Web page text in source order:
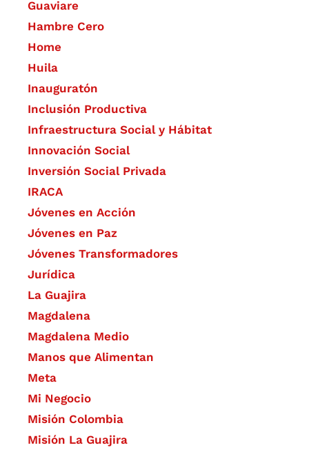
Guaviare
Hambre Cero
Home
Huila
Inauguratón
Inclusión Productiva
Infraestructura Social y Hábitat
​Innovación Social
Inversión Social Privada
IRACA
Jóvenes en Acción
Jóvenes en Paz
Jóvenes Transformadores
Jurídica
La Guajira
Magdalena
Magdalena Medio
Manos que Alimentan
Meta
Mi Negocio
Misión Colombia
Misión La Guajira